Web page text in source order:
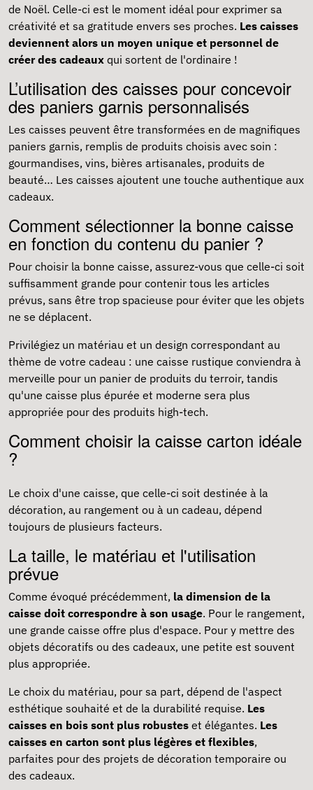
de Noël. Celle-ci est le moment idéal pour exprimer sa
créativité et sa gratitude envers ses proches. Les caisses
deviennent alors un moyen unique et personnel de
créer des cadeaux qui sortent de l'ordinaire !
L’utilisation des caisses pour concevoir
des paniers garnis personnalisés
Les caisses peuvent être transformées en de magnifiques
paniers garnis, remplis de produits choisis avec soin :
gourmandises, vins, bières artisanales, produits de
beauté… Les caisses ajoutent une touche authentique aux
cadeaux.
Comment sélectionner la bonne caisse
en fonction du contenu du panier ?
Pour choisir la bonne caisse, assurez-vous que celle-ci soit
suffisamment grande pour contenir tous les articles
prévus, sans être trop spacieuse pour éviter que les objets
ne se déplacent.
Privilégiez un matériau et un design correspondant au
thème de votre cadeau : une caisse rustique conviendra à
merveille pour un panier de produits du terroir, tandis
qu'une caisse plus épurée et moderne sera plus
appropriée pour des produits high-tech.
Comment choisir la caisse carton idéale
?
Le choix d'une caisse, que celle-ci soit destinée à la
décoration, au rangement ou à un cadeau, dépend
toujours de plusieurs facteurs.
La taille, le matériau et l'utilisation
prévue
Comme évoqué précédemment, la dimension de la
caisse doit correspondre à son usage. Pour le rangement,
une grande caisse offre plus d'espace. Pour y mettre des
objets décoratifs ou des cadeaux, une petite est souvent
plus appropriée.
Le choix du matériau, pour sa part, dépend de l'aspect
esthétique souhaité et de la durabilité requise. Les
caisses en bois sont plus robustes et élégantes. Les
caisses en carton sont plus légères et flexibles,
parfaites pour des projets de décoration temporaire ou
des cadeaux.